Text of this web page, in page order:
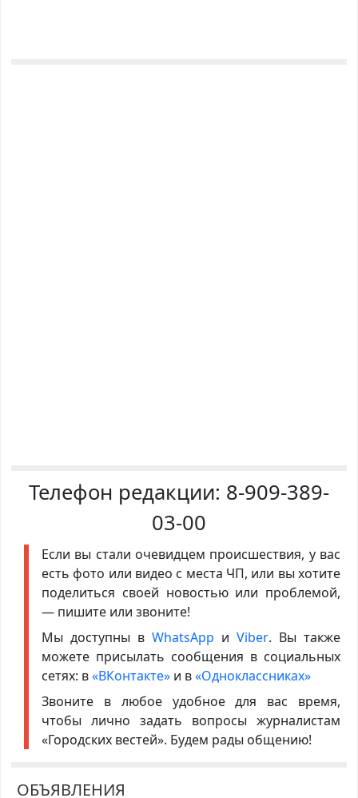
Телефон редакции: 8-909-389-
03-00
Если вы стали очевидцем происшествия, у вас
есть фото или видео с места ЧП, или вы хотите
поделиться своей новостью или проблемой,
— пишите или звоните!
Мы доступны в WhatsApp иViber. Вы также
можете присылать сообщения в социальных
сетях: в«ВКонтакте»и в«Одноклассниках»
Звоните в любое удобное для вас время,
чтобы лично задать вопросы журналистам
«Городских вестей». Будем рады общению!
ОБЪЯВЛЕНИЯ